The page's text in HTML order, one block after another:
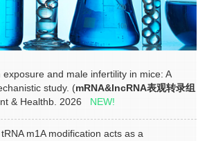
exposure and male infertility in mice: A
study. (mRNA&lncRNA表观转录组
& Healthb. 2026 NEW!
m1A modification acts as a